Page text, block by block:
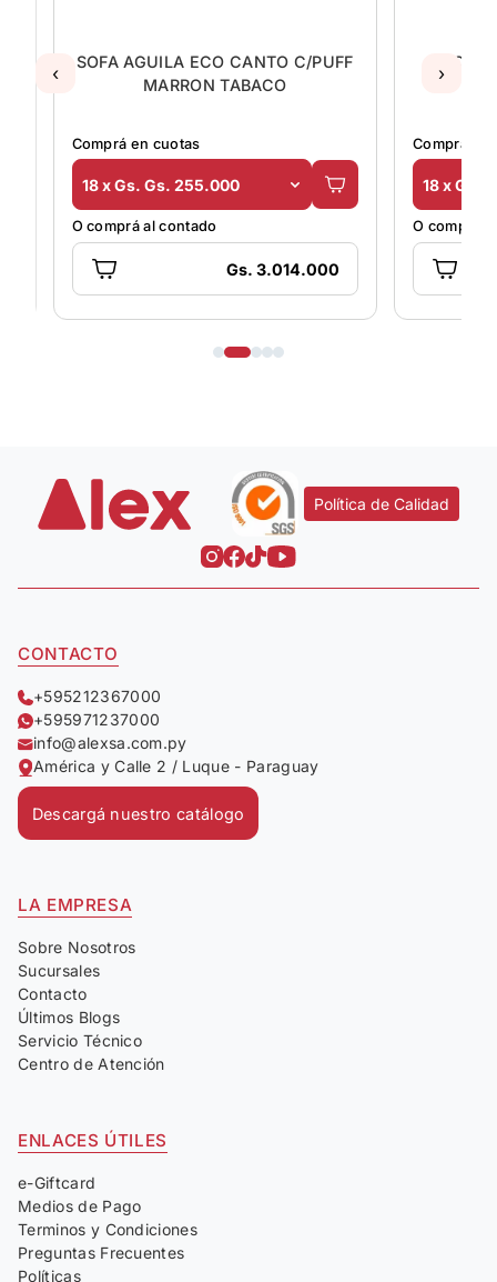
SOFA AGUILA ECO CANTO C/PUFF
MARRON TABACO
Comprá en cuotas
18 x Gs. Gs. 255.000
O comprá al contado
Gs. 3.014.000
Comprá en
18 x Gs.
O comprá
‹ ›
Política de Calidad
CONTACTO
+595212367000
+595971237000
info@alexsa.com.py
América y Calle 2 / Luque - Paraguay
Descargá nuestro catálogo
LA EMPRESA
Sobre Nosotros
Sucursales
Contacto
Últimos Blogs
Servicio Técnico
Centro de Atención
ENLACES ÚTILES
e-Giftcard
Medios de Pago
Terminos y Condiciones
Preguntas Frecuentes
Políticas